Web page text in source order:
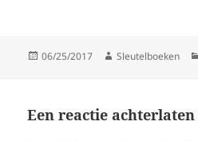
Gepubliceerd
06/25/2017 Auteur
Sleutelboeken
Een reactie achterlaten